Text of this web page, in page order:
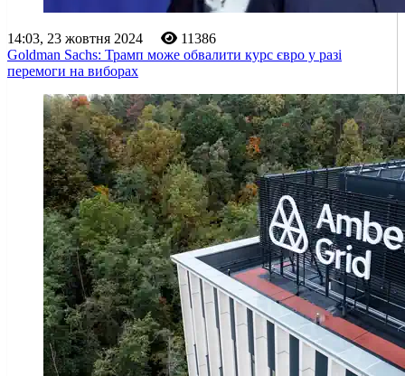
14:03, 23 жовтня 2024
11386
Goldman Sachs: Трамп може обвалити курс євро у разі
перемоги на виборах